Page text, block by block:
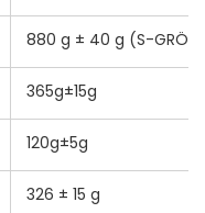
880 g ± 40 g (S-
365g±15g
120g±5g
326 ± 15 g